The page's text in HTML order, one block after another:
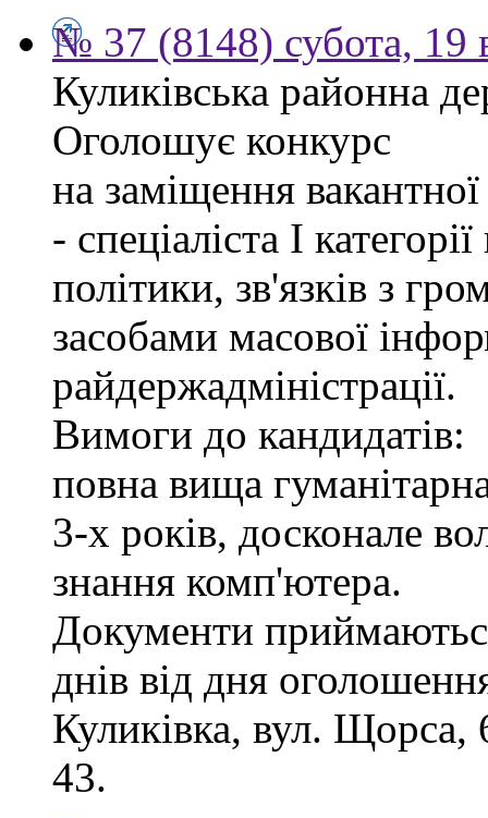
№ 37 (8148) субота, 19
Куликівська районна
Оголошує конкурс
на заміщення
- спеціаліста І
політики, зв'язків з
засобами масової
райдержадміністрації.
Вимоги до кандидатів:
повна вища
3-х років, досконале
знання комп'ютера.
Документи
днів від дня
Куликівка, вул.
43.